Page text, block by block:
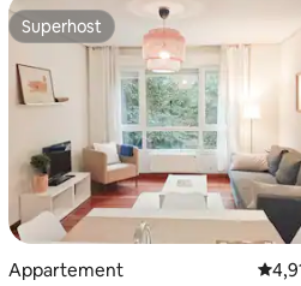
van 4,95 uit 5, 159
Superhost
Superhost
Appartement